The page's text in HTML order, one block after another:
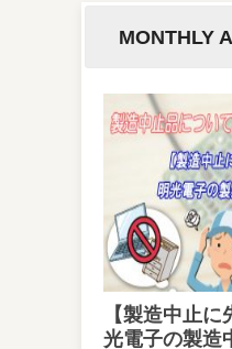
MONTHLY
2017
【製造中止
光電子の製造